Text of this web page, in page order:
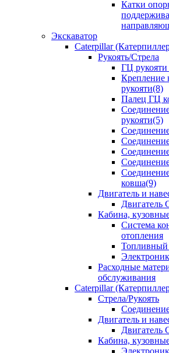
Катки
Экскаватор
Caterpillar
Рукоять/Стрела
ГЦ рукояти
Крепление
рукояти(8)
Палец ГЦ
рукояти(5)
ковша(9)
Двигатель и
Двигатель
Кабина,
Система
отопления
Топливный
Расходные
обслуживания
Caterpillar
Стрела/Рукоять
Двигатель и
Двигатель
Кабина,